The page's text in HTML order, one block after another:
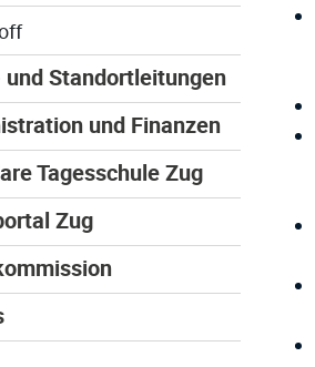
und Standortleitungen
und Finanzen
Tagesschule Zug
Zug